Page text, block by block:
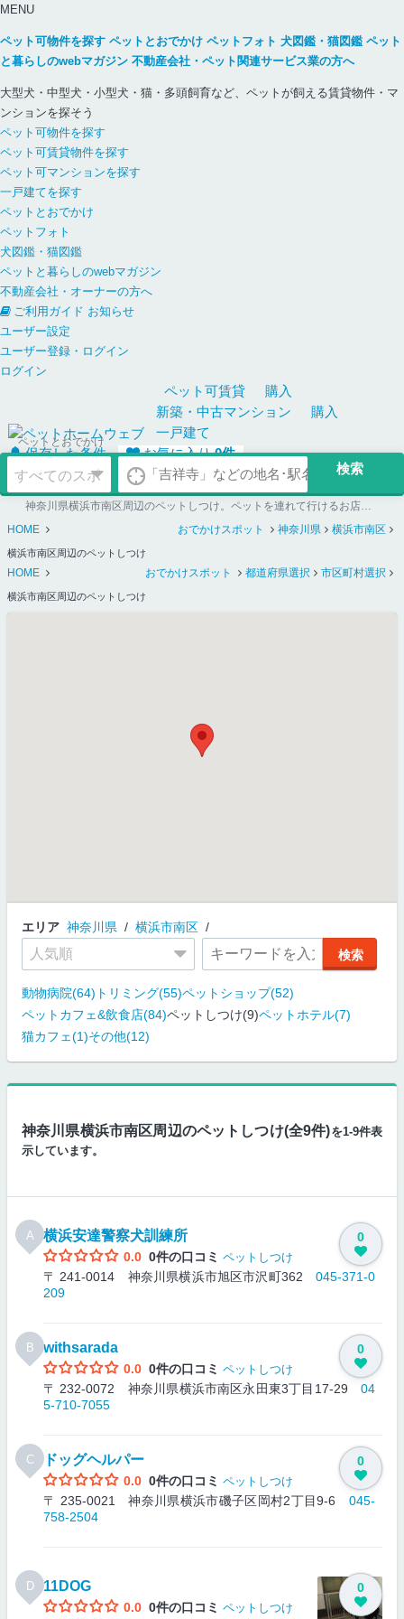
MENU
ペット可物件を探す ペットとおでかけ ペットフォト 犬図鑑・猫図鑑 ペット
と暮らしのwebマガジン 不動産会社・ペット関連サービス業の方へ
大型犬・中型犬・小型犬・猫・多頭飼育など、ペットが飼える賃貸物件・マ
ンションを探そう
ペット可物件を探す
ペット可賃貸物件を探す
ペット可マンションを探す
一戸建てを探す
ペットとおでかけ
ペットフォト
犬図鑑・猫図鑑
ペットと暮らしのwebマガジン
不動産会社・オーナーの方へ
ご利用ガイド お知らせ
ユーザー設定
ユーザー登録・ログイン
ログイン
ペット可賃貸
購入
新築・中古マンション
購入
一戸建て
保存した条件
お気に入り0件
ペットとおでかけ
神奈川県横浜市南区周辺のペットしつけ。ペットを連れて行けるお店探しならペットホームウェブ
HOME
おでかけスポット 神奈川県 横浜市南区
横浜市南区周辺のペットしつけ
HOME おでかけスポット 都道府県選択 市区町村選択
横浜市南区周辺のペットしつけ
エリア 神奈川県 横浜市南区
動物病院(64) トリミング(55)ペットショップ(52)
ペットカフェ&飲食店(84)ペットしつけ(9)ペットホテル(7)
猫カフェ(1)その他(12)
神奈川県横浜市南区周辺のペットしつけ(全9件)を1-9件表
示しています。
A 横浜安達警察犬訓練所
0.0 0件の口コミ ペットしつけ
〒 241-0014 神奈川県横浜市旭区市沢町362 045-371-0
209
0
B withsarada
0.0 0件の口コミ ペットしつけ
〒 232-0072 神奈川県横浜市南区永田東3丁目17-29 04
5-710-7055
0
C ドッグヘルパー
0.0 0件の口コミ ペットしつけ
〒 235-0021 神奈川県横浜市磯子区岡村2丁目9-6 045-
758-2504
0
D 11DOG
0.0 0件の口コミ ペットしつけ
0